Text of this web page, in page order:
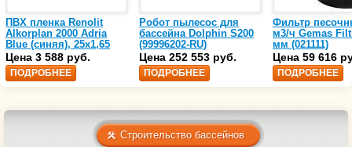
ПВХ пленка Renolit
Alkorplan 2000 Adria
Blue (синяя), 25х1,65
(35216203)
Цена 3 588 руб.
ПОДРОБНЕЕ
Робот пылесос для
бассейна Dolphin S200
(99996202-RU)
Цена 252 553 руб.
ПОДРОБНЕЕ
Фильтр
м3/ч Gemas
мм (021111)
Цена 59 616
ПОДРОБНЕЕ
Строительство бассейнов